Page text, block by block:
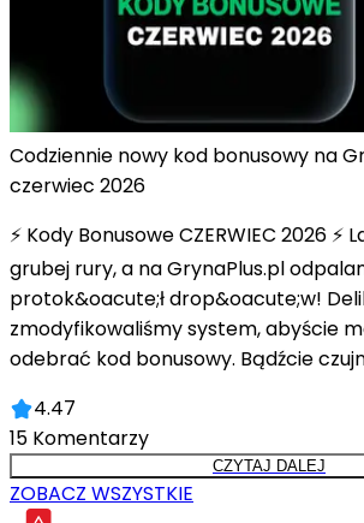
Codziennie nowy kod bonusowy na
czerwiec 2026
⚡ Kody Bonusowe CZERWIEC 2026 ⚡
grubej rury, a na GrynaPlus.pl
protok&oacute;ł drop&oacute;w!
zmodyfikowaliśmy system, abyście
odebrać kod bonusowy. Bądźcie
4.47
15 Komentarzy
CZYTAJ DALEJ
ZOBACZ WSZYSTKIE